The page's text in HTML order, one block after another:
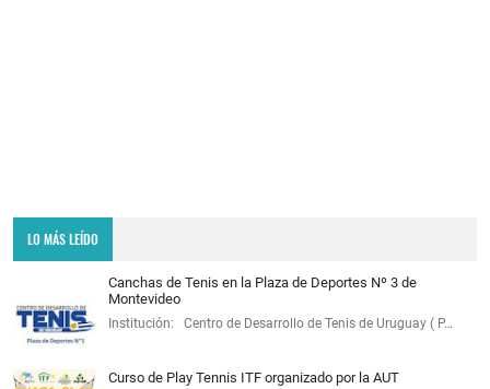
LO MÁS LEÍDO
Canchas de Tenis en la Plaza de Deportes Nº 3 de
Montevideo
Institución: Centro de Desarrollo de Tenis de Uruguay ( P…
Curso de Play Tennis ITF organizado por la AUT